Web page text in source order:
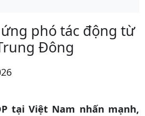
phó tác động từ
Đông
tại Việt Nam nhấn mạnh,